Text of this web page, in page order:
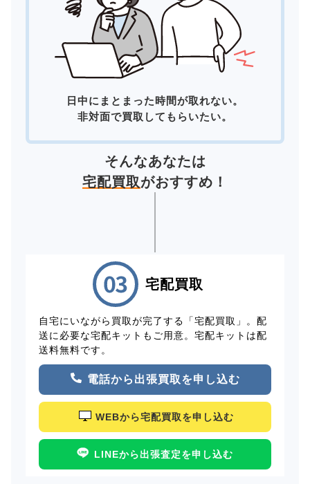
日中にまとまった時間が取れない。
非対面で買取してもらいたい。
そんなあなたは
宅配買取がおすすめ！
宅配買取
自宅にいながら買取が完了する「宅配買取」。配
送に必要な宅配キットもご用意。宅配キットは配
送料無料です。
電話から出張買取を申し込む
WEBから宅配買取を申し込む
LINEから出張査定を申し込む